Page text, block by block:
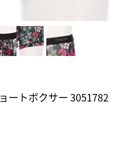
ートボクサー 3051782